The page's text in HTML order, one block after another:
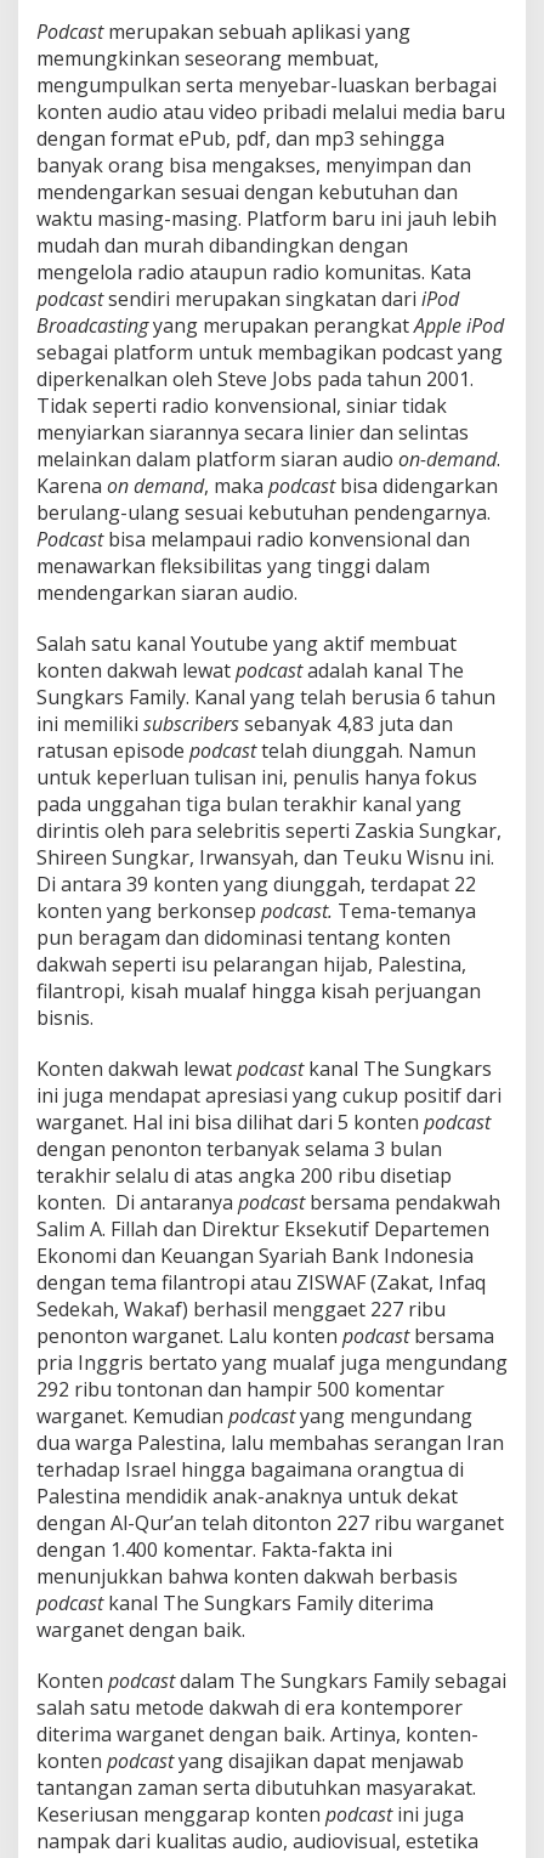
Podcastmerupakan sebuah aplikasi yang
memungkinkan seseorang membuat,
mengumpulkan serta menyebar-luaskan berbagai
konten audio atau video pribadi melalui media baru
dengan format ePub, pdf, dan mp3 sehingga
banyak orang bisa mengakses, menyimpan dan
mendengarkan sesuai dengan kebutuhan dan
waktu masing-masing. Platform baru ini jauh lebih
mudah dan murah dibandingkan dengan
mengelola radio ataupun radio komunitas. Kata
podcastsendiri merupakan singkatan dari iPod
Broadcastingyang merupakan perangkatApple iPod
sebagai platform untuk membagikan podcast yang
diperkenalkan oleh Steve Jobs pada tahun 2001.
Tidak seperti radio konvensional, siniar tidak
menyiarkan siarannya secara linier dan selintas
melainkan dalam platform siaran audio on-demand.
Karena on demand, maka podcastbisa didengarkan
berulang-ulang sesuai kebutuhan pendengarnya.
Podcastbisa melampaui radio konvensional dan
menawarkan fleksibilitas yang tinggi dalam
mendengarkan siaran audio.
Salah satu kanal Youtube yang aktif membuat
konten dakwah lewatpodcastadalah kanal The
Sungkars Family. Kanal yang telah berusia 6 tahun
ini memiliki subscriberssebanyak 4,83 juta dan
ratusan episode podcasttelah diunggah. Namun
untuk keperluan tulisan ini, penulis hanya fokus
pada unggahan tiga bulan terakhir kanal yang
dirintis oleh para selebritis seperti Zaskia Sungkar,
Shireen Sungkar, Irwansyah, dan Teuku Wisnu ini.
Di antara 39 konten yang diunggah, terdapat 22
konten yang berkonsep podcast. Tema-temanya
pun beragam dan didominasi tentang konten
dakwah seperti isu pelarangan hijab, Palestina,
filantropi, kisah mualaf hingga kisah perjuangan
bisnis.
Konten dakwah lewatpodcastkanal The Sungkars
ini juga mendapat apresiasi yang cukup positif dari
warganet. Hal ini bisa dilihat dari 5 konten podcast
dengan penonton terbanyak selama 3 bulan
terakhir selalu di atas angka 200 ribu disetiap
konten. Di antaranya podcastbersama pendakwah
Salim A. Fillah dan Direktur Eksekutif Departemen
Ekonomi dan Keuangan Syariah Bank Indonesia
dengan tema filantropi atau ZISWAF (Zakat, Infaq
Sedekah, Wakaf) berhasil menggaet 227 ribu
penonton warganet. Lalu konten podcastbersama
pria Inggris bertato yang mualaf juga mengundang
292 ribu tontonan dan hampir 500 komentar
warganet. Kemudian podcastyang mengundang
dua warga Palestina, lalu membahas serangan Iran
terhadap Israel hingga bagaimana orangtua di
Palestina mendidik anak-anaknya untuk dekat
dengan Al-Qur’an telah ditonton 227 ribu warganet
dengan 1.400 komentar. Fakta-fakta ini
menunjukkan bahwa konten dakwah berbasis
podcastkanal The Sungkars Family diterima
warganet dengan baik.
Konten podcastdalam The Sungkars Family sebagai
salah satu metode dakwah di era kontemporer
diterima warganet dengan baik. Artinya, konten-
konten podcastyang disajikan dapat menjawab
tantangan zaman serta dibutuhkan masyarakat.
Keseriusan menggarap konten podcastini juga
nampak dari kualitas audio, audiovisual, estetika